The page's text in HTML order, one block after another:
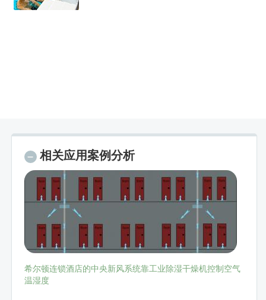
相关应用案例分析
希尔顿连锁酒店的中央新风系统靠工业除湿干燥机控制空气
温湿度